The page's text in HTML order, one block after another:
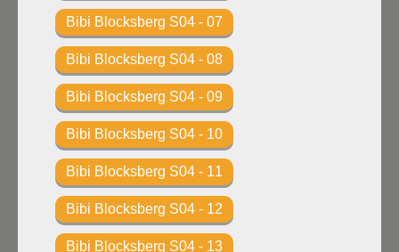
Bibi Blocksberg S04 - 07
Bibi Blocksberg S04 - 08
Bibi Blocksberg S04 - 09
Bibi Blocksberg S04 - 10
Bibi Blocksberg S04 - 11
Bibi Blocksberg S04 - 12
Bibi Blocksberg S04 - 13